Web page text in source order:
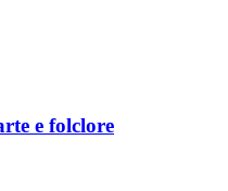
e folclore